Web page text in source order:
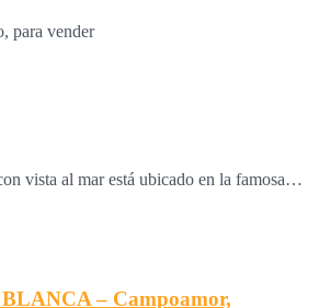
para vender
vista al mar está ubicado en la famosa…
– Campoamor,